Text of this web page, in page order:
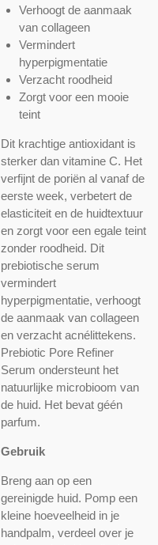
Verhoogt de aanmaak
van collageen
Vermindert
hyperpigmentatie
Verzacht roodheid
Zorgt voor een mooie
teint
Dit krachtige antioxidant is
sterker dan vitamine C. Het
verfijnt de poriën al vanaf de
eerste week, verbetert de
elasticiteit en de huidtextuur
en zorgt voor een egale teint
zonder roodheid. Dit
prebiotische serum
vermindert
hyperpigmentatie, verhoogt
de aanmaak van collageen
en verzacht acnélittekens.
Prebiotic Pore Refiner
Serum ondersteunt het
natuurlijke microbioom van
de huid. Het bevat géén
parfum.
Gebruik
Breng aan op een
gereinigde huid. Pomp een
kleine hoeveelheid in je
handpalm, verdeel over je